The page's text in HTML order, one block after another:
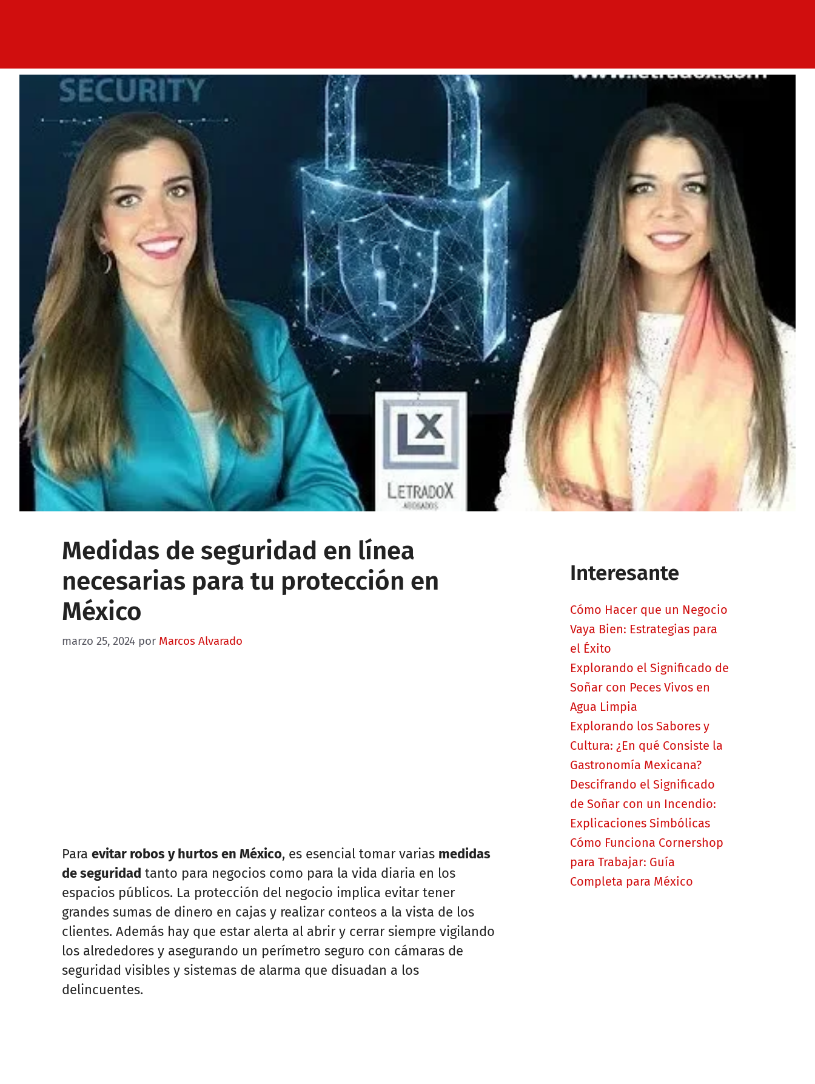
Medidas de seguridad en línea
necesarias para tu protección en
México
marzo 25, 2024 por Marcos Alvarado
Para evitar robos y hurtos en México, es esencial tomar varias medidas
de seguridad tanto para negocios como para la vida diaria en los
espacios públicos. La protección del negocio implica evitar tener
grandes sumas de dinero en cajas y realizar conteos a la vista de los
clientes. Además hay que estar alerta al abrir y cerrar siempre vigilando
los alrededores y asegurando un perímetro seguro con cámaras de
seguridad visibles y sistemas de alarma que disuadan a los
delincuentes.
Interesante
Cómo Hacer que un Negocio
Vaya Bien: Estrategias para
el Éxito
Explorando el Significado de
Soñar con Peces Vivos en
Agua Limpia
Explorando los Sabores y
Cultura: ¿En qué Consiste la
Gastronomía Mexicana?
Descifrando el Significado
de Soñar con un Incendio:
Explicaciones Simbólicas
Cómo Funciona Cornershop
para Trabajar: Guía
Completa para México